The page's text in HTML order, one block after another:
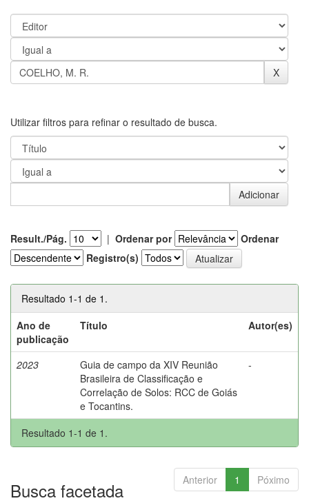
Utilizar filtros para refinar o resultado de busca.
Result./Pág. | Ordenar por
Ordenar
Registro(s)
Resultado 1-1 de 1.
Ano de
publicação
Título Autor(es)
2023
Guia de campo da XIV Reunião
Brasileira de Classificação e
Correlação de Solos: RCC de Goiás
e Tocantins.
-
Resultado 1-1 de 1.
Anterior 1 Póximo
Busca facetada